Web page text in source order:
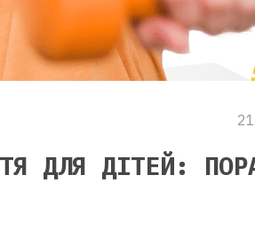
ДЛЯ ДІТЕЙ: